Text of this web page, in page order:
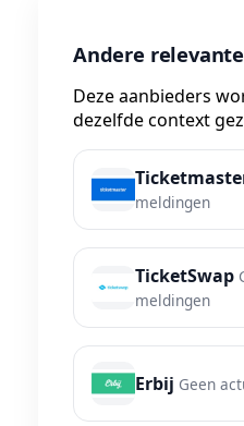
Andere
Deze aanbieders
dezelfde context
meldingen
TicketSwap
meldingen
Erbij Geen